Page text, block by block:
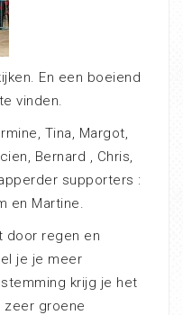
En een boeiend
te vinden.
Tina, Margot,
Bernard , Chris,
supporters :
en Martine.
door regen en
je je meer
krijg je het
zeer groene